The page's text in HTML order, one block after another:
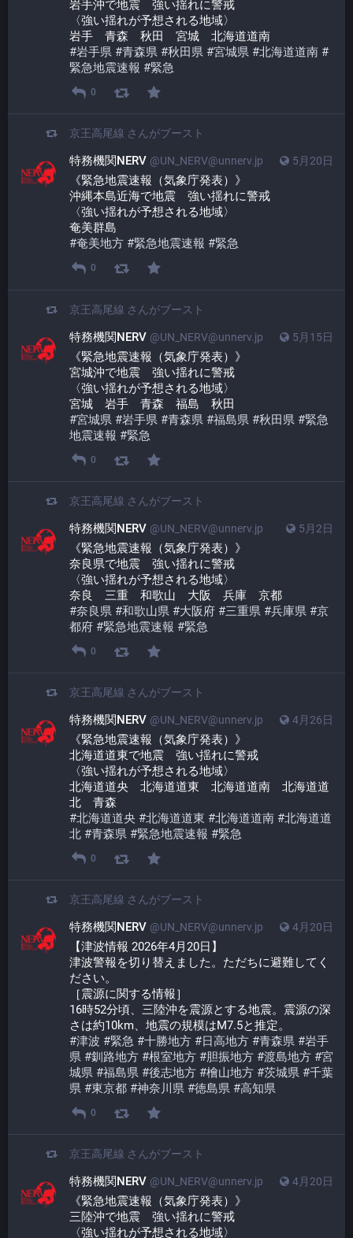
岩手沖で地震　強い揺れに警戒
〈強い揺れが予想される地域〉
岩手　青森　秋田　宮城　北海道道南
#岩手県 #青森県 #秋田県 #宮城県 #北海道道南 #
緊急地震速報 #緊急
0
京王高尾線 さんがブースト
5月20日
特務機関NERV @UN_NERV@unnerv.jp
《緊急地震速報（気象庁発表）》
沖縄本島近海で地震　強い揺れに警戒
〈強い揺れが予想される地域〉
奄美群島
#奄美地方 #緊急地震速報 #緊急
0
京王高尾線 さんがブースト
5月15日
特務機関NERV @UN_NERV@unnerv.jp
《緊急地震速報（気象庁発表）》
宮城沖で地震　強い揺れに警戒
〈強い揺れが予想される地域〉
宮城　岩手　青森　福島　秋田
#宮城県 #岩手県 #青森県 #福島県 #秋田県 #緊急
地震速報 #緊急
0
京王高尾線 さんがブースト
5月2日
特務機関NERV @UN_NERV@unnerv.jp
《緊急地震速報（気象庁発表）》
奈良県で地震　強い揺れに警戒
〈強い揺れが予想される地域〉
奈良　三重　和歌山　大阪　兵庫　京都
#奈良県 #和歌山県 #大阪府 #三重県 #兵庫県 #京
都府 #緊急地震速報 #緊急
0
京王高尾線 さんがブースト
4月26日
特務機関NERV @UN_NERV@unnerv.jp
《緊急地震速報（気象庁発表）》
北海道道東で地震　強い揺れに警戒
〈強い揺れが予想される地域〉
北海道道央　北海道道東　北海道道南　北海道道
北　青森
#北海道道央 #北海道道東 #北海道道南 #北海道道
北 #青森県 #緊急地震速報 #緊急
0
京王高尾線 さんがブースト
4月20日
特務機関NERV @UN_NERV@unnerv.jp
【津波情報 2026年4月20日】
津波警報を切り替えました。ただちに避難してく
ださい。
［震源に関する情報］
16時52分頃、三陸沖を震源とする地震。震源の深
さは約10km、地震の規模はM7.5と推定。
#津波 #緊急 #十勝地方 #日高地方 #青森県 #岩手
県 #釧路地方 #根室地方 #胆振地方 #渡島地方 #宮
城県 #福島県 #後志地方 #檜山地方 #茨城県 #千葉
県 #東京都 #神奈川県 #徳島県 #高知県
0
京王高尾線 さんがブースト
4月20日
特務機関NERV @UN_NERV@unnerv.jp
《緊急地震速報（気象庁発表）》
三陸沖で地震　強い揺れに警戒
〈強い揺れが予想される地域〉